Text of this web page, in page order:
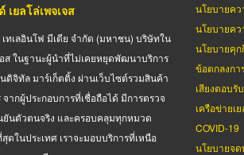
เยลโล่เพจเจส
ทเลอินโฟ มีเดีย จำกัด (มหาชน) บริษัทใน
อส ในฐานะผู้นำที่ไม่เคยหยุดพัฒนาบริการ
จิทัล มาร์เก็ตติ้ง ผ่านเว็บไซต์รวมสินค้า
จากผู้ประกอบการที่เชื่อถือได้ มีการตรวจ
ยันตัวตนจริง และครอบคลุมทุกหมวด
ดในประเทศ เราจะมอบบริการที่เหนือ
นโยบายค
นโยบายคว
นโยบายคุก
ข้อตกลงกา
เสียงตอบ
เครือข่ายเ
COVID-19
นโยบายจด